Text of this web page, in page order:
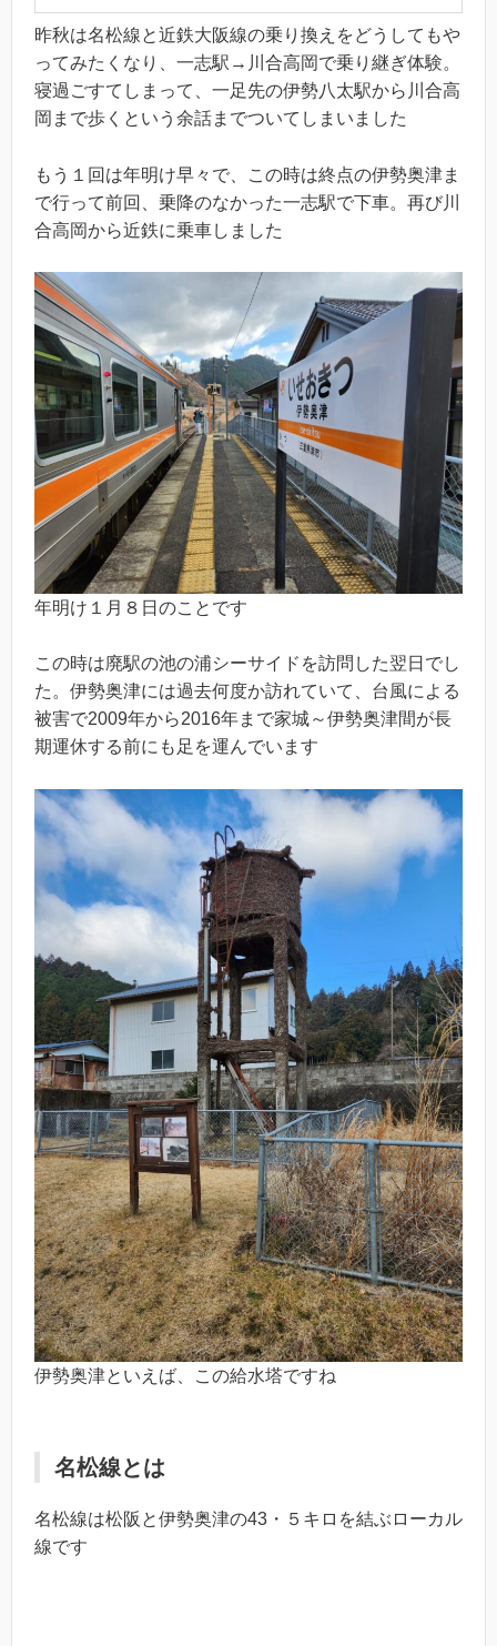
昨秋は名松線と近鉄大阪線の乗り換えをどうしてもや
ってみたくなり、一志駅→川合高岡で乗り継ぎ体験。
寝過ごすてしまって、一足先の伊勢八太駅から川合高
岡まで歩くという余話までついてしまいました
もう１回は年明け早々で、この時は終点の伊勢奥津ま
で行って前回、乗降のなかった一志駅で下車。再び川
合高岡から近鉄に乗車しました
年明け１月８日のことです
この時は廃駅の池の浦シーサイドを訪問した翌日でし
た。伊勢奥津には過去何度か訪れていて、台風による
被害で2009年から2016年まで家城～伊勢奥津間が長
期運休する前にも足を運んでいます
伊勢奥津といえば、この給水塔ですね
名松線とは
名松線は松阪と伊勢奥津の43・５キロを結ぶローカル
線です